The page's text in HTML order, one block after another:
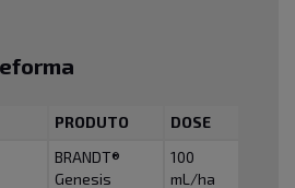
PRODUTO DOSE
BRANDT®
Genesis
100
mL/ha